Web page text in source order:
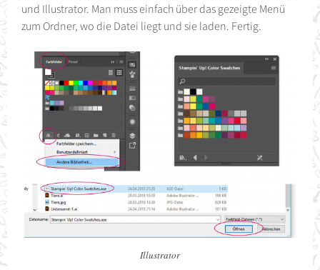
und Illustrator. Man muss einfach über das gezeigte Menü
zum Ordner, wo die Datei liegt und sie laden. Fertig.
Illustrator